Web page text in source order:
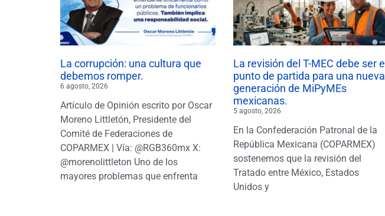
La corrupción: una cultura que
debemos romper.
6 agosto, 2026
Artículo de Opinión escrito por Oscar
Moreno Littletón, Presidente del
Comité de Federaciones de
COPARMEX | Vía: @RGB360mx X:
@morenolittleton Uno de los
mayores problemas que enfrenta
La revisión del T-MEC debe ser el
punto de partida para una nueva
generación de MiPyMEs
mexicanas.
5 agosto, 2026
En la Confederación Patronal de la
República Mexicana (COPARMEX)
sostenemos que la revisión del
Tratado entre México, Estados
Unidos y